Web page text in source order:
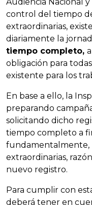
control del tiempo
extraordinarias,
diariamente la
tiempo completo,
obligación para
existente para los
En base a ello, la
preparando
solicitando dicho
tiempo completo a
fundamentalmente,
extraordinarias,
nuevo registro.
Para cumplir con
deberá tener en